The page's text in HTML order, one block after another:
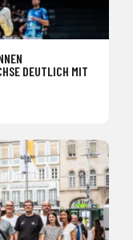
DEUTLICH MIT